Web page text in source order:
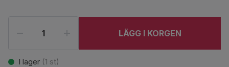
LÄGG I KORGEN
I lager (1 st)